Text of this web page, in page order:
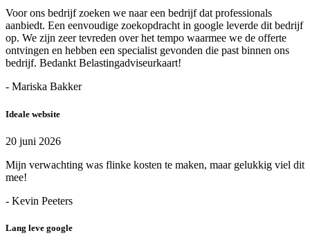
Voor ons bedrijf zoeken we naar een bedrijf dat professionals
aanbiedt. Een eenvoudige zoekopdracht in google leverde dit bedrijf
op. We zijn zeer tevreden over het tempo waarmee we de offerte
ontvingen en hebben een specialist gevonden die past binnen ons
bedrijf. Bedankt Belastingadviseurkaart!
- Mariska Bakker
Ideale website
20 juni 2026
Mijn verwachting was flinke kosten te maken, maar gelukkig viel dit
mee!
- Kevin Peeters
Lang leve google